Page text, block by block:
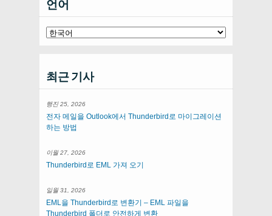
언어
최근 기사
행진 25, 2026
전자 메일을 Outlook에서 Thunderbird로 마이그레이션
하는 방법
이월 27, 2026
Thunderbird로 EML 가져 오기
일월 31, 2026
EML을 Thunderbird로 변환기 – EML 파일을
Thunderbird 폴더로 안전하게 변환